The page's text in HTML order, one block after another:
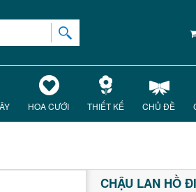
HOA CƯỚI THIẾT KẾ CHỦ ĐỀ
CHẬU LAN HỒ